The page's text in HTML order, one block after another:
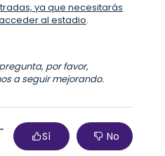
ya que necesitarás
al estadio.
por favor,
a seguir mejorando.
Sí No